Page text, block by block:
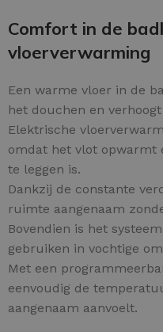
Comfort in de
vloerverwarming
Een warme vloer in de
het douchen en
Elektrische
omdat het vlot opwarmt
te leggen is.
Dankzij de constante
ruimte aangenaam
Bovendien is het
gebruiken in vochtige
Met een
eenvoudig de
aangenaam aanvoelt.